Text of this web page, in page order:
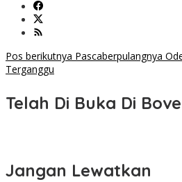
Navigasi
pos
Pos berikutnya Pascaberpulangnya
Terganggu
Telah Di Buka Di
Jangan Lewatkan